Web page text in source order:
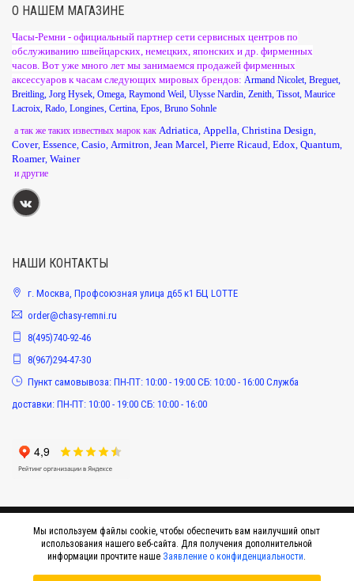
О НАШЕМ МАГАЗИНЕ
Часы-Ремни - официальный партнер сети сервисных центров по
обслуживанию швейцарских, немецких, японских и др. фирменных
часов. Вот уже много лет мы занимаемся продажей фирменных
аксессуаров к часам следующих мировых брендов: Armand Nicolet Breguet
Breitling Jorg Hysek Omega Raymond Weil Ulysse Nardin Zenith Tissot Maurice
Lacroix Rado Longines Certina Epos Bruno Sohnle
а так же таких известных марок как Adriatica Appella Christina Design
Cover, Essence Casio Armitron Jean Marcel Pierre Ricaud Edox Quantum
Roamer, Wainer
и другие
НАШИ КОНТАКТЫ
г. Москва, Профсоюзная улица д65 к1 БЦ LOTTE
order@chasy-remni.ru
8(495)740-92-46
8(967)294-47-30
Пункт самовывоза: ПН-ПТ: 10:00 - 19:00 СБ: 10:00 - 16:00 Служба
доставки: ПН-ПТ: 10:00 - 19:00 СБ: 10:00 - 16:00
Мы используем файлы cookie, чтобы обеспечить вам наилучший опыт
использования нашего веб-сайта. Для получения дополнительной
информации прочтите наше Заявление о конфиденциальности.